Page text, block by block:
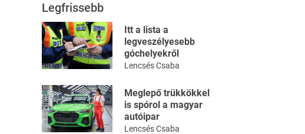
Legfrissebb
Itt a lista a
legveszélyesebb
góchelyekről
Lencsés Csaba
Meglepő trükkökkel
is spórol a magyar
autóipar
Lencsés Csaba